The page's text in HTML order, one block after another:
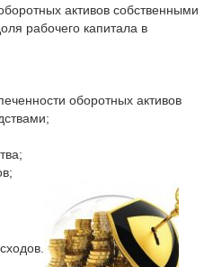
активов собственными
рабочего капитала в
оборотных активов